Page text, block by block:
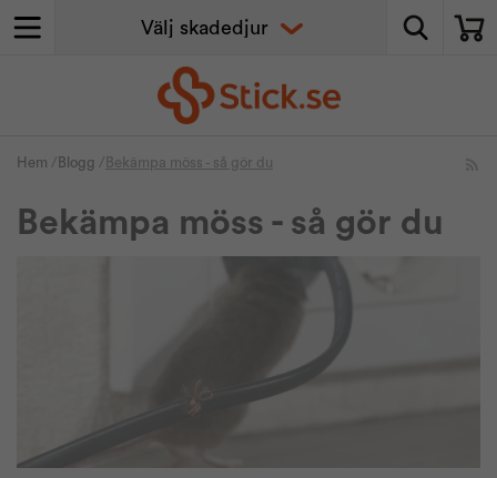
Hem / Blogg / Bekämpa möss - så gör du
Bekämpa möss - så gör du